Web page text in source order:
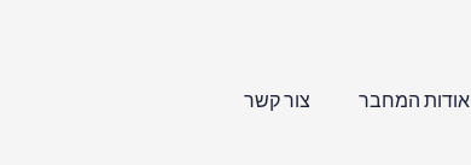
אודות המחבר צור קשר